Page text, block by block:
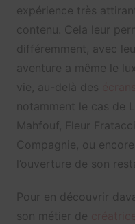
expérience très
contenu. Cela leur
différemment, avec
aventure a même le
vie, au-delà des
notamment le cas de
Mahfouf, Fleur
Compagnie, ou
l’ouverture de son
Pour en découvrir
son métier de